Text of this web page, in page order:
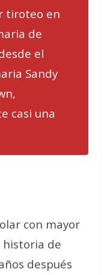
tiroteo en
de
el
Sandy
casi una
con mayor
historia de
después